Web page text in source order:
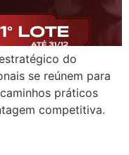
do
se reúnem para
práticos
competitiva.